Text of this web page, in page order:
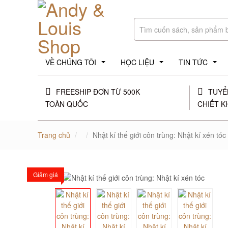
VỀ CHÚNG TÔI HỌC LIỆU TIN TỨC
FREESHIP ĐƠN TỪ 500K
TOÀN QUỐC
CHIẾT
Trang chủ Nhật kí thế giới côn trùng: Nhật kí xén tóc
Giảm giá